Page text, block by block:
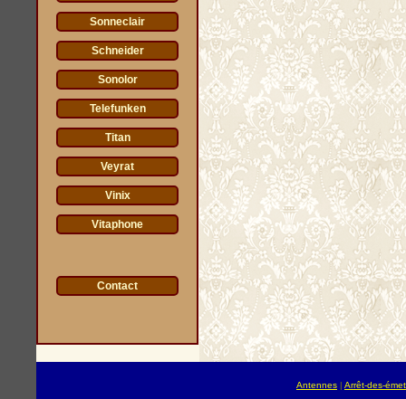
Sonneclair
Schneider
Sonolor
Telefunken
Titan
Veyrat
Vinix
Vitaphone
Contact
Antennes | Arrêt-des-